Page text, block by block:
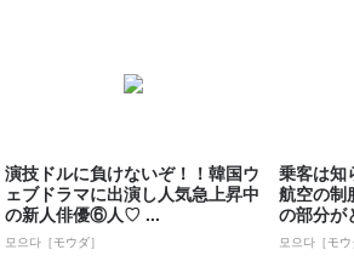
演技ドルに負けないぞ！！韓国ウ
ェブドラマに出演し人気急上昇中
の新人俳優⑥人♡ ...
모으다［モウダ］
乗客は知
航空の制
の部分が
모으다［モウ